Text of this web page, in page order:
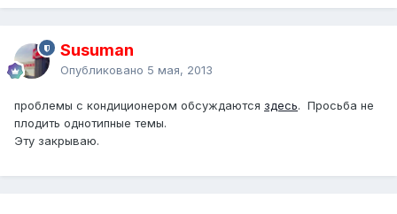
Susuman
Опубликовано 5 мая, 2013
проблемы с кондиционером обсуждаются здесь. Просьба не
плодить однотипные темы.
Эту закрываю.